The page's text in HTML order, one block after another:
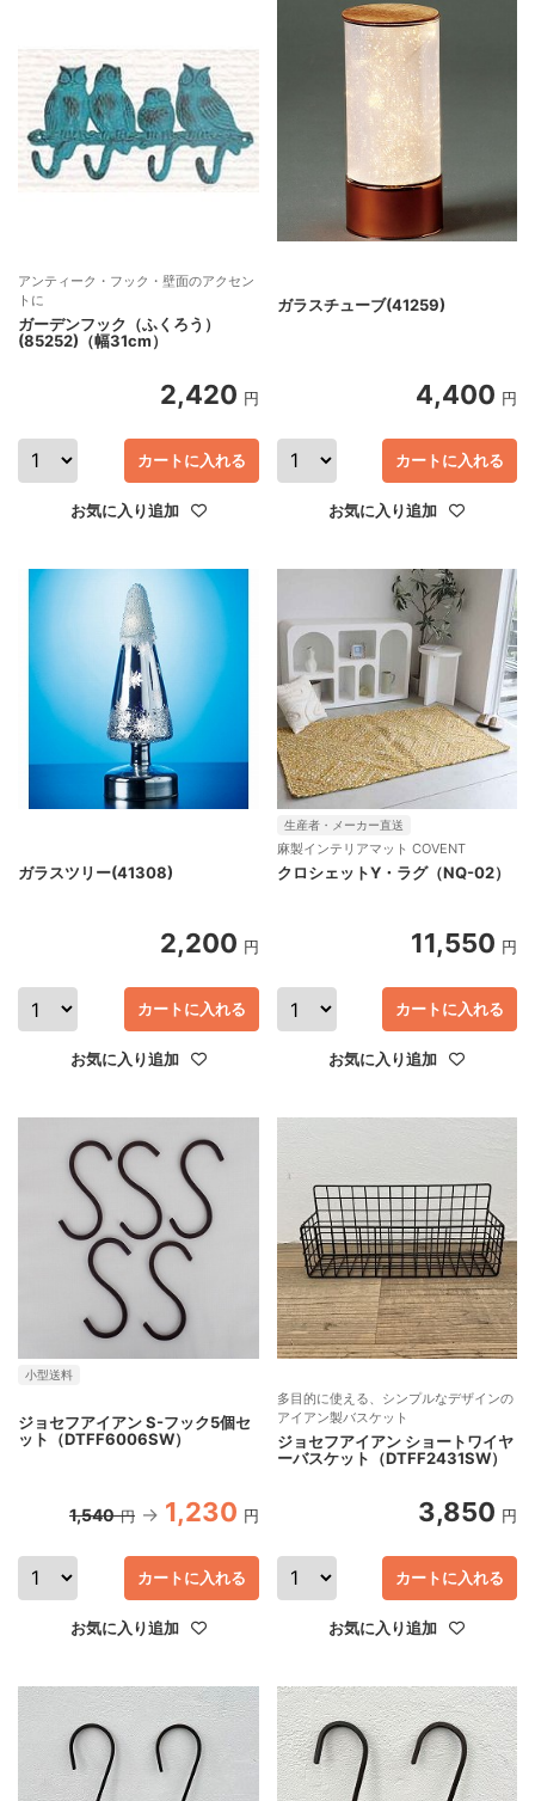
アンティーク・フック・壁面のアクセン
トに
ガーデンフック（ふくろう）
(85252)（幅31cm）
2,420 円
カートに入れる
お気に入り追加
ガラスチューブ(41259)
4,400 円
カートに入れる
お気に入り追加
ガラスツリー(41308)
2,200 円
カートに入れる
お気に入り追加
生産者・メーカー直送
麻製インテリアマット COVENT
クロシェットY・ラグ（NQ-02）
11,550 円
カートに入れる
お気に入り追加
小型送料
ジョセフアイアン S-フック5個セ
ット（DTFF6006SW）
1,540 円 1,230 円
カートに入れる
お気に入り追加
多目的に使える、シンプルなデザインの
アイアン製バスケット
ジョセフアイアン ショートワイヤ
ーバスケット（DTFF2431SW）
3,850 円
カートに入れる
お気に入り追加